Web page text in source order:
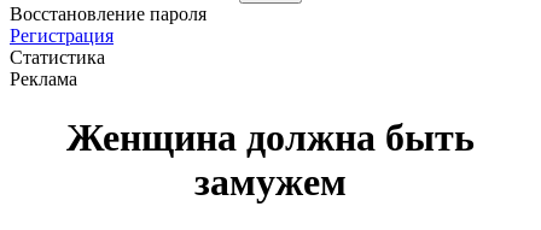
Восстановление пароля
Регистрация
Статистика
Реклама
Женщина должна быть
замужем